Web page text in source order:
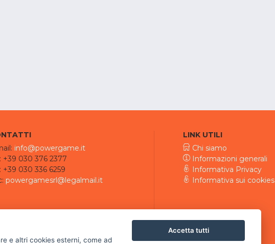
info@powergame.it
+39 030 376 2377
+39 030 336 6259
powergamesrl@legalmail.it
LINK UTILI
Chi siamo
Informazioni generali
Informativa Privacy
Informativa sui cookies
e altri cookies esterni, come ad
Accetta tutti